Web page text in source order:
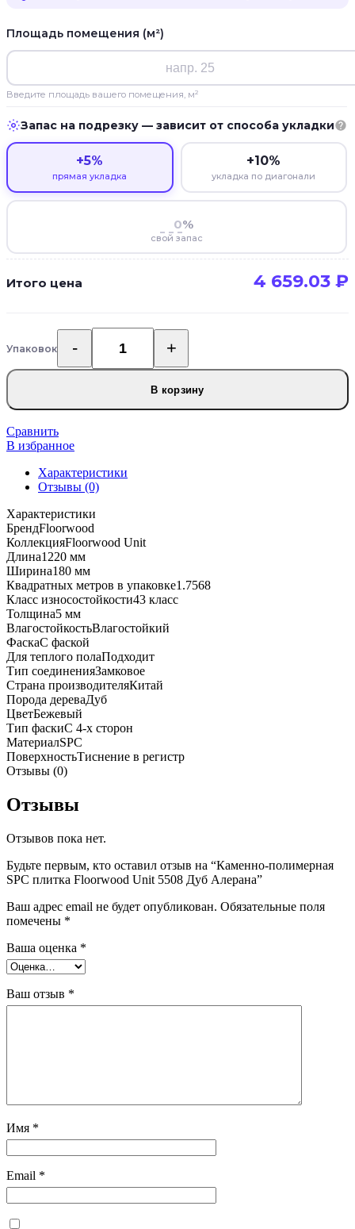
Площадь помещения (м²)
Введите площадь вашего помещения, м²
Запас на подрезку — зависит от способа укладки
+5%
прямая укладка
+10%
укладка по диагонали
%
свой запас
Итого цена 4 659.03 ₽
УпаковокКоличество
товара
SPC
плитка
Floorwood
5508
Дуб
В корзину
Сравнить
В избранное
Характеристики
Отзывы (0)
Характеристики
БрендFloorwood
КоллекцияFloorwood Unit
Длина1220 мм
Ширина180 мм
Квадратных метров в упаковке1.7568
Класс износостойкости43 класс
Толщина5 мм
ВлагостойкостьВлагостойкий
ФаскаС фаской
Для теплого полаПодходит
Тип соединенияЗамковое
Страна производителяКитай
Порода дереваДуб
ЦветБежевый
Тип фаскиС 4-х сторон
МатериалSPC
ПоверхностьТиснение в регистр
Отзывы (0)
Отзывы
Отзывов пока нет.
Будьте первым, кто оставил отзыв на “Каменно-полимерная
SPC плитка Floorwood Unit 5508 Дуб Алерана”
Ваш адрес email не будет опубликован. Обязательные поля
помечены *
Ваша оценка *
Ваш отзыв *
Имя *
Email *